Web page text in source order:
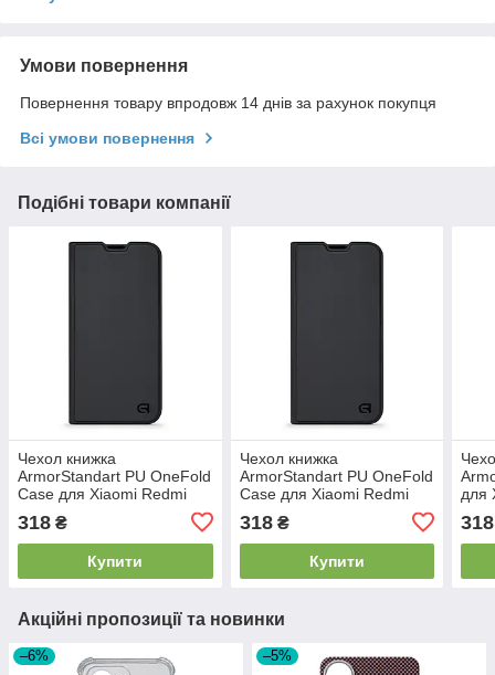
Умови повернення
Повернення товару впродовж 14 днів за рахунок покупця
Всі умови повернення
Подібні товари компанії
Чехол книжка
ArmorStandart PU OneFold
Case для Xiaomi Redmi
Note 14 Pro 5G / Poco X7
Black (ARM79805)
318 ₴
Купити
Чехол книжка
ArmorStandart PU OneFold
Case для Xiaomi Redmi
(ARM79808)
318₴
Купити
для
318
Акційні пропозиції та новинки
–6% –5%